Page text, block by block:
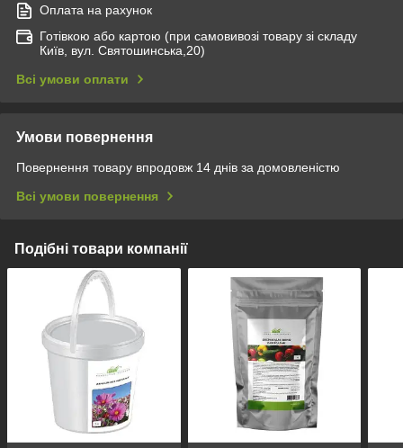
Оплата на рахунок
Готівкою або картою (при самовивозі товару зі складу
Київ, вул. Святошинська,20)
Всі умови оплати
Умови повернення
Повернення товару впродовж 14 днів за домовленістю
Всі умови повернення
Подібні товари компанії